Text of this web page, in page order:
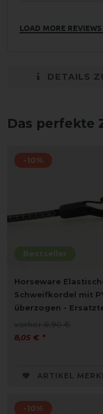
LOAD MORE
DETAILS
Das perfekte
Bestseller
-10%
Horseware
Schweifkordel mit
überzogen -
vorher 8,90 €
8,05 € *
ARTIKEL
-10%